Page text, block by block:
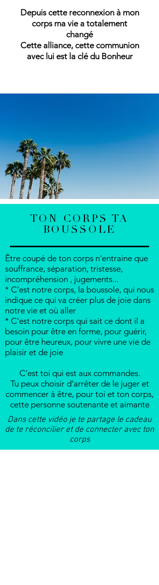
Depuis cette reconnexion à mon
corps ma vie a totalement
changé
Cette alliance, cette communion
avec lui est la clé du Bonheur
TON CORPS TA
BOUSSOLE
Être coupé de ton corps n'entraine que
souffrance, séparation, tristesse,
incompréhension , jugements...
* C'est notre corps, la boussole, qui nous
indique ce qui va créer plus de joie dans
notre vie et où aller
* C'est notre corps qui sait ce dont il a
besoin pour être en forme, pour guérir,
pour être heureux, pour vivre une vie de
plaisir et de joie
C'est toi qui est aux commandes.
Tu peux choisir d’arrêter de le juger et
commencer à être, pour toi et ton corps,
cette personne soutenante et aimante
Dans cette vidéo je te partage le cadeau
de te réconcilier et de connecter avec ton
corps